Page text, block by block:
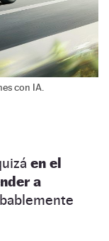
con IA.
en el
a